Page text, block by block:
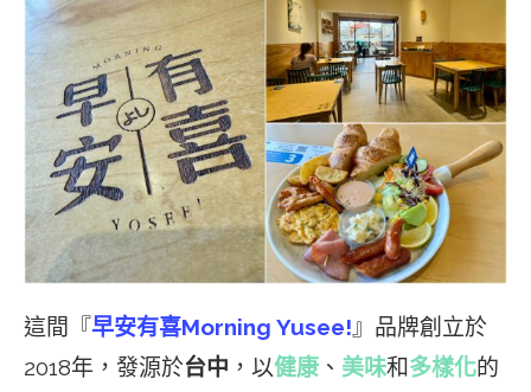
這間『早安有喜Morning Yusee! 』品牌創立於
2018年，發源於台中 ，以健康 、 美味和多樣化的